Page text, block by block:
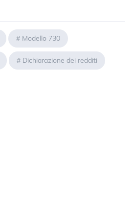
# Modello 730
# Dichiarazione dei redditi